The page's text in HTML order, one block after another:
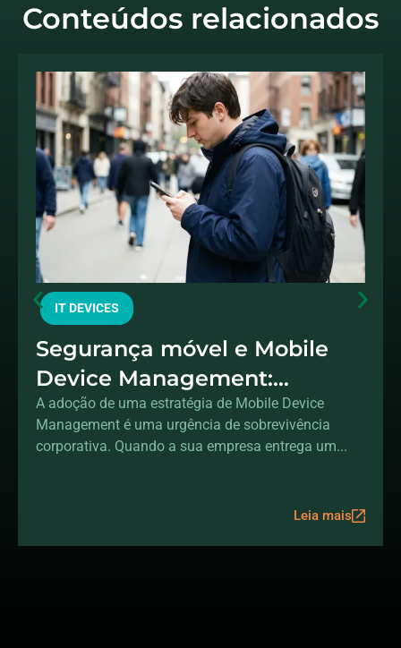
Conteúdos relacionados
IT DEVICES
Segurança móvel e Mobile
Device Management:
protegendo dados fora do
escritório
A adoção de uma estratégia de Mobile Device
Management é uma urgência de sobrevivência
corporativa. Quando a sua empresa entrega um...
Leia mais